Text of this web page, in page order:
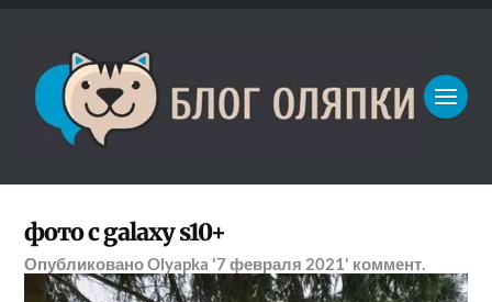
фото с galaxy s10+
ОпубликованоOlyapka '7 февраля 2021' коммент.